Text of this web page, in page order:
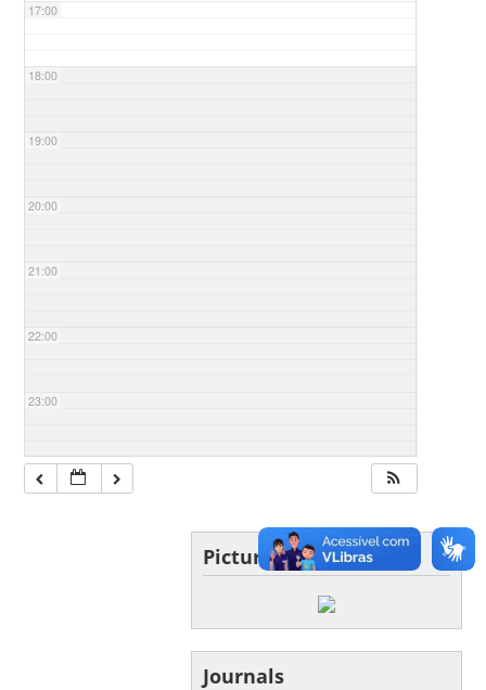
17:00
18:00
19:00
20:00
21:00
22:00
23:00
Picture of the day
Journals